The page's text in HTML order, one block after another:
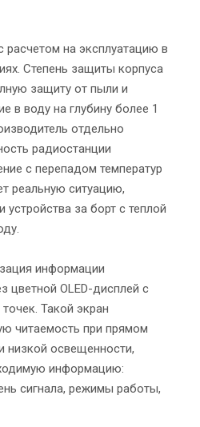
расчетом на эксплуатацию в
Степень защиты корпуса
защиту от пыли и
в воду на глубину более 1
отдельно
радиостанции
с перепадом температур
реальную ситуацию,
устройства за борт с теплой
информации
цветной OLED-дисплей с
Такой экран
читаемость при прямом
низкой освещенности,
информацию:
сигнала, режимы работы,